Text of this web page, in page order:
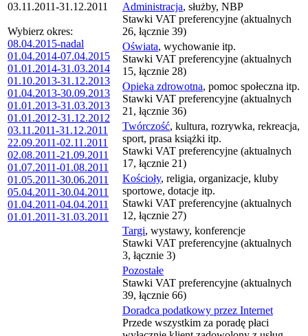
03.11.2011-31.12.2011
Wybierz okres:
08.04.2015-nadal
01.04.2014-07.04.2015
01.01.2014-31.03.2014
01.10.2013-31.12.2013
01.04.2013-30.09.2013
01.01.2013-31.03.2013
01.01.2012-31.12.2012
03.11.2011-31.12.2011
22.09.2011-02.11.2011
02.08.2011-21.09.2011
01.07.2011-01.08.2011
01.05.2011-30.06.2011
05.04.2011-30.04.2011
01.04.2011-04.04.2011
01.01.2011-31.03.2011
Administracja, służby, NBP
Stawki VAT preferencyjne (aktualnych
26, łącznie 39)
Oświata, wychowanie itp.
Stawki VAT preferencyjne (aktualnych
15, łącznie 28)
Opieka zdrowotna, pomoc społeczna itp.
Stawki VAT preferencyjne (aktualnych
21, łącznie 36)
Twórczość, kultura, rozrywka, rekreacja,
sport, prasa książki itp.
Stawki VAT preferencyjne (aktualnych
17, łącznie 21)
Kościoły, religia, organizacje, kluby
sportowe, dotacje itp.
Stawki VAT preferencyjne (aktualnych
12, łącznie 27)
Targi, wystawy, konferencje
Stawki VAT preferencyjne (aktualnych
3, łącznie 3)
Pozostałe
Stawki VAT preferencyjne (aktualnych
39, łącznie 66)
Doradca podatkowy przez Internet
Przede wszystkim za poradę płaci